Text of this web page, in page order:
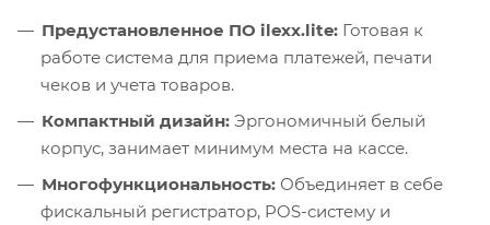
Предустановленное ПО ilexx.lite: Готовая к
работе система для приема платежей, печати
чеков и учета товаров.
Компактный дизайн: Эргономичный белый
корпус, занимает минимум места на кассе.
Многофункциональность: Объединяет в себе
фискальный регистратор, POS-систему и